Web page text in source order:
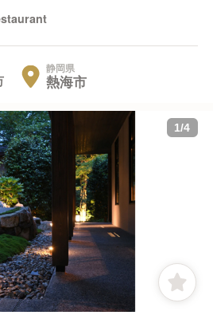
静岡県
熱海市
1/4